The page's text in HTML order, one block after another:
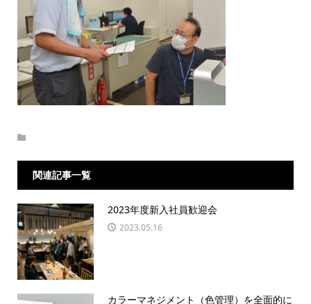
関連記事一覧
2023年度新入社員歓迎会
2023.05.16
カラーマネジメント（色管理）を全面的に